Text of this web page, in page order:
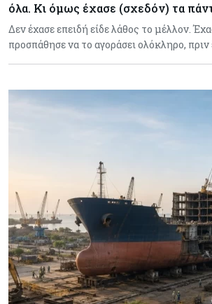
όλα. Κι όμως έχασε (σχεδόν) τα
Δεν έχασε επειδή είδε λάθος το μέλλον.
προσπάθησε να το αγοράσει ολόκληρο,